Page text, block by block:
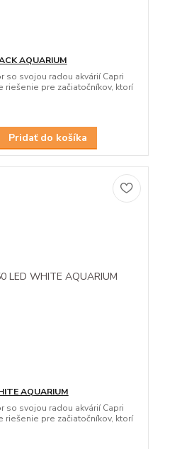
AQUARIUM
so svojou radou akvárií Capri
riešenie pre začiatočníkov, ktorí
Pridať do košíka
AQUARIUM
so svojou radou akvárií Capri
riešenie pre začiatočníkov, ktorí